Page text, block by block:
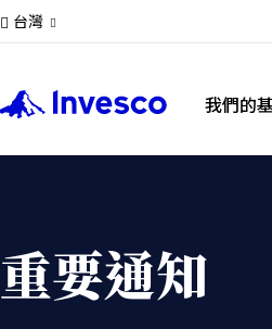
我們的
台灣
重要通知